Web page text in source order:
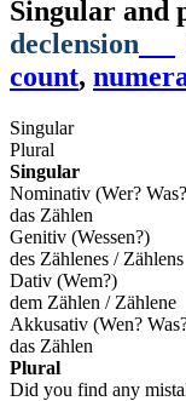
Singular and
declension
count,
Singular
Plural
Singular
Nominativ (Wer?
das Zählen
Genitiv (Wessen?)
des Zählenes / Zählens
Dativ (Wem?)
dem Zählen / Zählene
Akkusativ (Wen?
das Zählen
Plural
Did you find any